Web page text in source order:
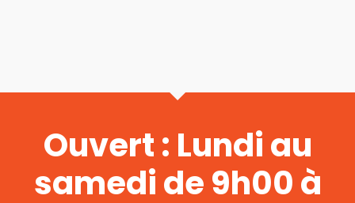
Ouvert : Lundi au
samedi de 9h00 à